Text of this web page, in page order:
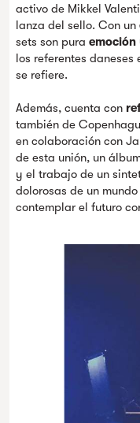
activo de Mikkel
lanza del sello. Con un
sets son pura emoción
los referentes
se refiere.
Además, cuenta con
también de
en colaboración con
de esta unión, un
y el trabajo de un
dolorosas de un
contemplar el futuro